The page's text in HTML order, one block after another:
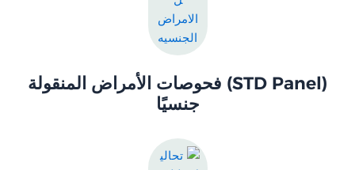
(STD Panel) فحوصات الأمراض المنقولة
جنسيًا